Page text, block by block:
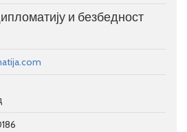
и безбедност